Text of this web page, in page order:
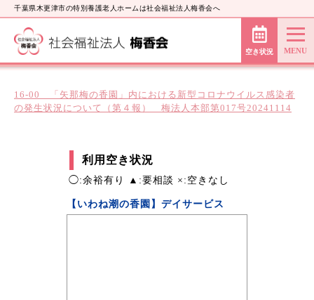
千葉県木更津市の特別養護老人ホームは社会福祉法人梅香会へ
空き状況
利用空き状況
◯:余裕有り ▲:要相談 ×:空きなし
【いわね潮の香園】デイサービス
16-00 「矢那梅の香園」内における新型コロナウイルス感染者
の発生状況について（第４報） 梅法人本部第017号20241114